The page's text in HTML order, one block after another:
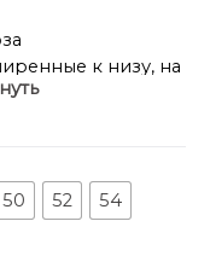
к низу, на
резинке, с
по переду
50 52 54